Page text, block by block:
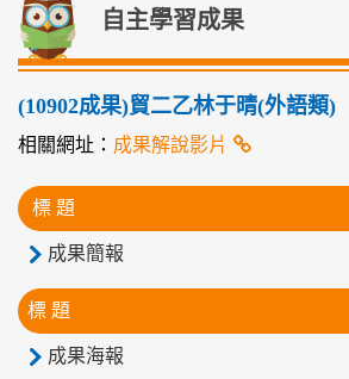
自主學習成果
(10902成果)貿二乙林于晴(外語類)
相關網址： 成果解說影片
標 題
成果簡報
標 題
成果海報